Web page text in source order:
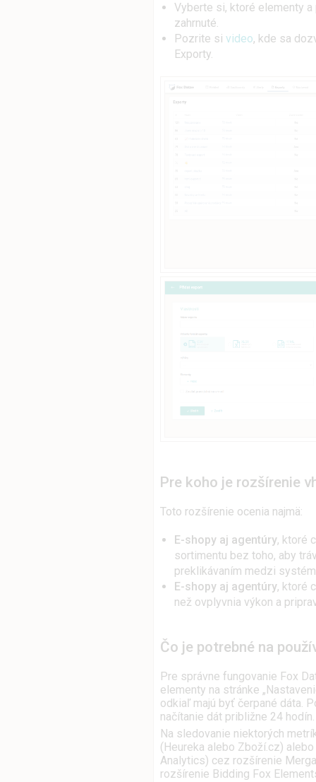
Vyberte si, ktoré elementy
zahrnuté.
Pozrite si video, kde sa
Exporty.
Pre koho je rozšírenie
Toto rozšírenie ocenia najmä:
E-shopy aj agentúry, ktoré
sortimentu bez toho, aby
preklikávaním medzi
E-shopy aj agentúry, ktoré
než ovplyvnia výkon a
Čo je potrebné na
Pre správne fungovanie Fox
elementy na stránke
odkiaľ majú byť čerpané dáta.
načítanie dát približne 24 hodín.
Na sledovanie niektorých
(Heureka alebo Zboží.cz)
Analytics) cez rozšírenie
rozšírenie Bidding Fox